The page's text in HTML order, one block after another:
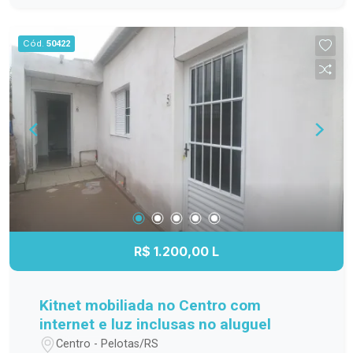
aproveitamento do espaço; Banheiro completo;
Apartamento localizado no 3º andar,
proporcionando mais privacidade, boa ventilação
e excelente iluminação natural. Localização
Localizado na Avenida Duque de Caxias, o
Residencial Estrela Gaúcha oferece fácil acesso
aos principais pontos da cidade. O imóvel está
próximo a supermercados, escolas, farmácias,
transporte público e diversos comércios e
serviços, trazendo mais praticidade para o dia a
de conhecer este apartamento. Entre em contato
e agende sua visita para descobrir tudo o que
Cód. 50422
R$ 1.200,00 L
Kitnet mobiliada no Centro com
internet e luz inclusas no aluguel
Centro - Pelotas/RS